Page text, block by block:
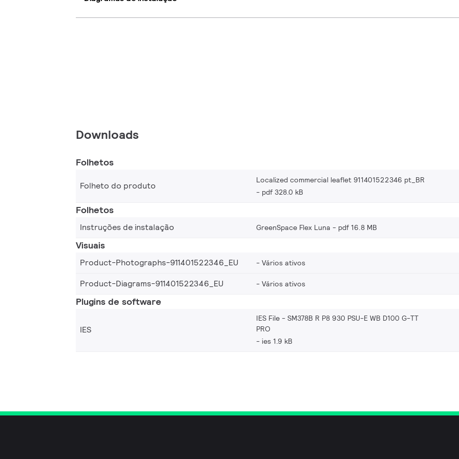
Downloads
Folhetos
Folheto do produto
Localized commercial leaflet 911401522346 pt_BR
pdf 328.0 kB
Folhetos
Instruções de instalação GreenSpace Flex Luna pdf 16.8 MB
Visuais
Product-Photographs-911401522346_EU Vários ativos
Product-Diagrams-911401522346_EU
Vários ativos
Plugins de software
IES
IES File - SM378B R P8 930 PSU-E WB D100 G-TT
PRO
ies 1.9 kB